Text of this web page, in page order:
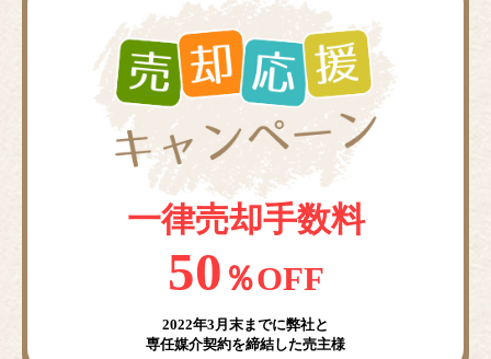
一律売却手数料
50 ％OFF
2022年3月末までに弊社と
専任媒介契約を締結した売主様